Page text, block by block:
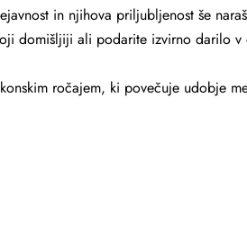
in njihova priljubljenost še
domišljiji ali podarite izvirno darilo v
ročajem, ki povečuje udobje